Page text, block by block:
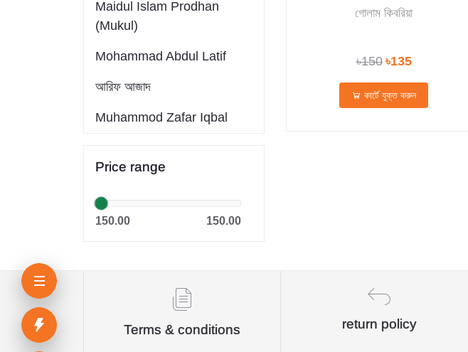
Maidul Islam Prodhan
(Mukul)
Mohammad Abdul Latif
আরিফ আজাদ
Muhammod Zafar Iqbal
সাইফুল ইসলাম
Dr. Khandaker Abdullah
Jahangir
কিউএনএ পাবলিকেশন্স লেখক পরিষদ
Price range
150.00 150.00
গোলাম কিবরিয়া
৳150 ৳135
কার্টে যুক্ত করুন
Terms & conditions return policy